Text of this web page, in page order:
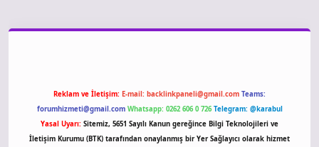
Reklam ve İletişim: E-mail: backlinkpaneli@gmail.com Teams:
forumhizmeti@gmail.com Whatsapp: 0262 606 0 726 Telegram: @karabul
Yasal Uyarı: Sitemiz, 5651 Sayılı Kanun gereğince Bilgi Teknolojileri ve
İletişim Kurumu (BTK) tarafından onaylanmış bir Yer Sağlayıcı olarak hizmet